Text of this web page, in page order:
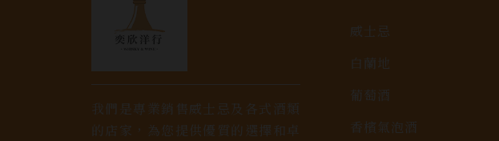
我們是專業銷售威士忌及各式酒類
的店家，為您提供優質的選擇和卓
威士忌
白蘭地
葡萄酒
香檳氣泡酒